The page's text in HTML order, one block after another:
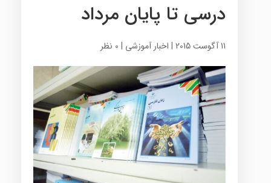
درسی تا پایان مرداد
11 آگوست 2015 | اخبار آموزشی | 0 نظر